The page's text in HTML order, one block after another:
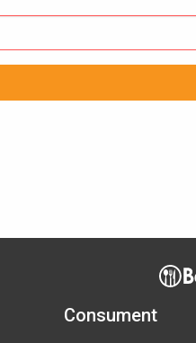
Consument